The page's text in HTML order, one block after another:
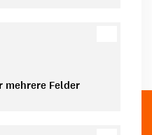
mehrere Felder